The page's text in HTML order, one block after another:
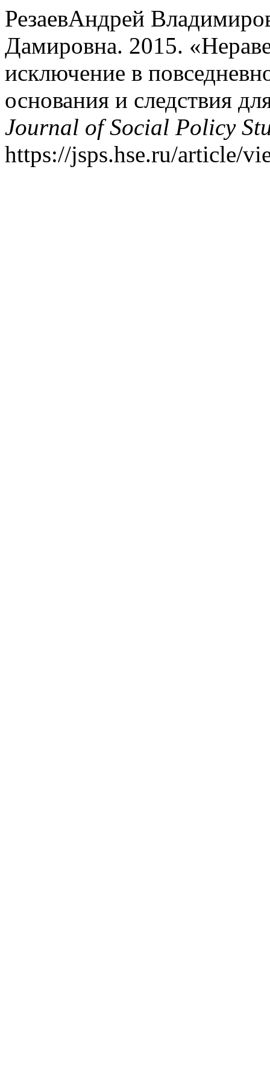
РезаевАндрей
Дамировна. 2015.
исключение в
основания и следствия
Journal of Social Policy
https://jsps.hse.ru/article/